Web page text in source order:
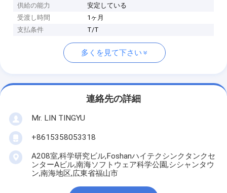
供給の能力
安定している
受渡し時間
1ヶ月
支払条件
T/T
多くを見て下さい
連絡先の詳細
Mr. LIN TINGYU
+8615358053318
A208室,科学研究ビル,Foshanハイテクシンクタンクセ
ンターAビル,南海ソフトウェア科学公園,シシャンタウ
ン,南海地区,広東省福山市